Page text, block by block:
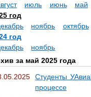
июль июнь май
год
ноябрь октябрь
год
ноябрь
за май 2025 года
Студенты
процессе